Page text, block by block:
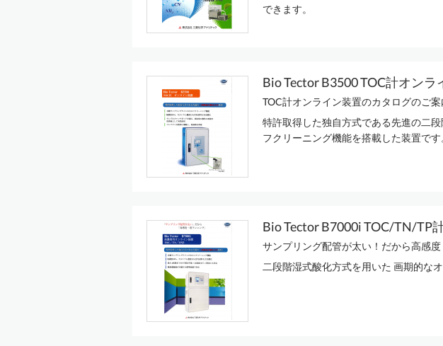
できます。
Bio Tector B3500 TOC計オンラ
TOC計オンライン装置のカタログのご案
特許取得した独自方式である先進の二
フクリーニング機能を搭載した装置です
Bio Tector B7000i TOC/TN/TP
サンプリング配管が太い！だから高感
二段階湿式酸化方式を用いた 画期的な